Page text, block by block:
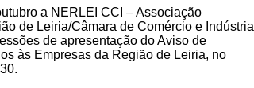
a NERLEI CCI – Associação
de Leiria/Câmara de Comércio e Indústria
de apresentação do Aviso de
às Empresas da Região de Leiria, no